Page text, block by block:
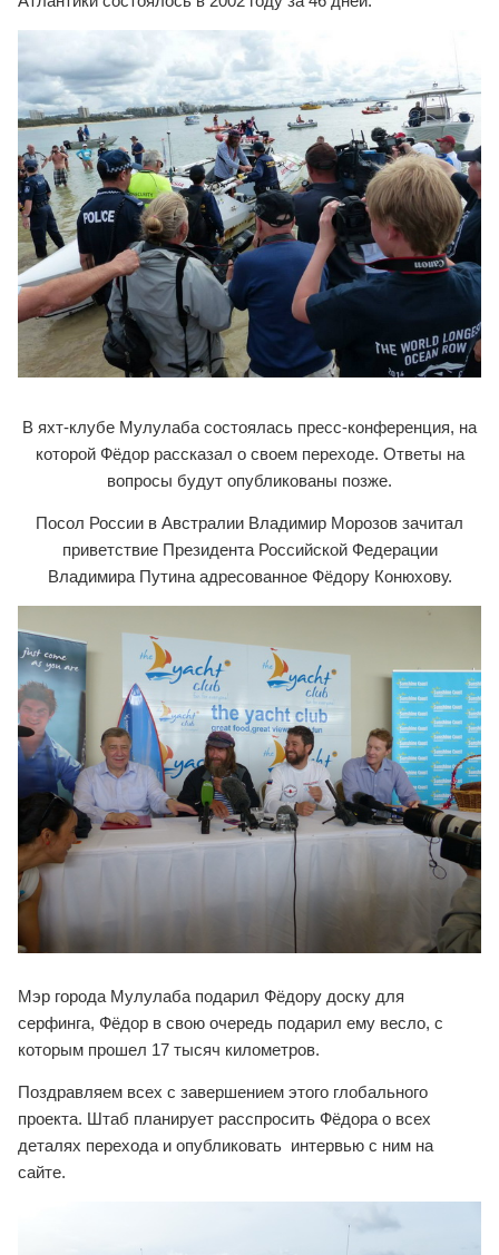
В яхт-клубе Мулулаба состоялась пресс-конференция, на
которой Фёдор рассказал о своем переходе. Ответы на
вопросы будут опубликованы позже.
Посол России в Австралии Владимир Морозов зачитал
приветствие Президента Российской Федерации
Владимира Путина адресованное Фёдору Конюхову.
Мэр города Мулулаба подарил Фёдору доску для
серфинга, Фёдор в свою очередь подарил ему весло, с
которым прошел 17 тысяч километров.
Поздравляем всех с завершением этого глобального
проекта. Штаб планирует расспросить Фёдора о всех
деталях перехода и опубликовать интервью с ним на
сайте.